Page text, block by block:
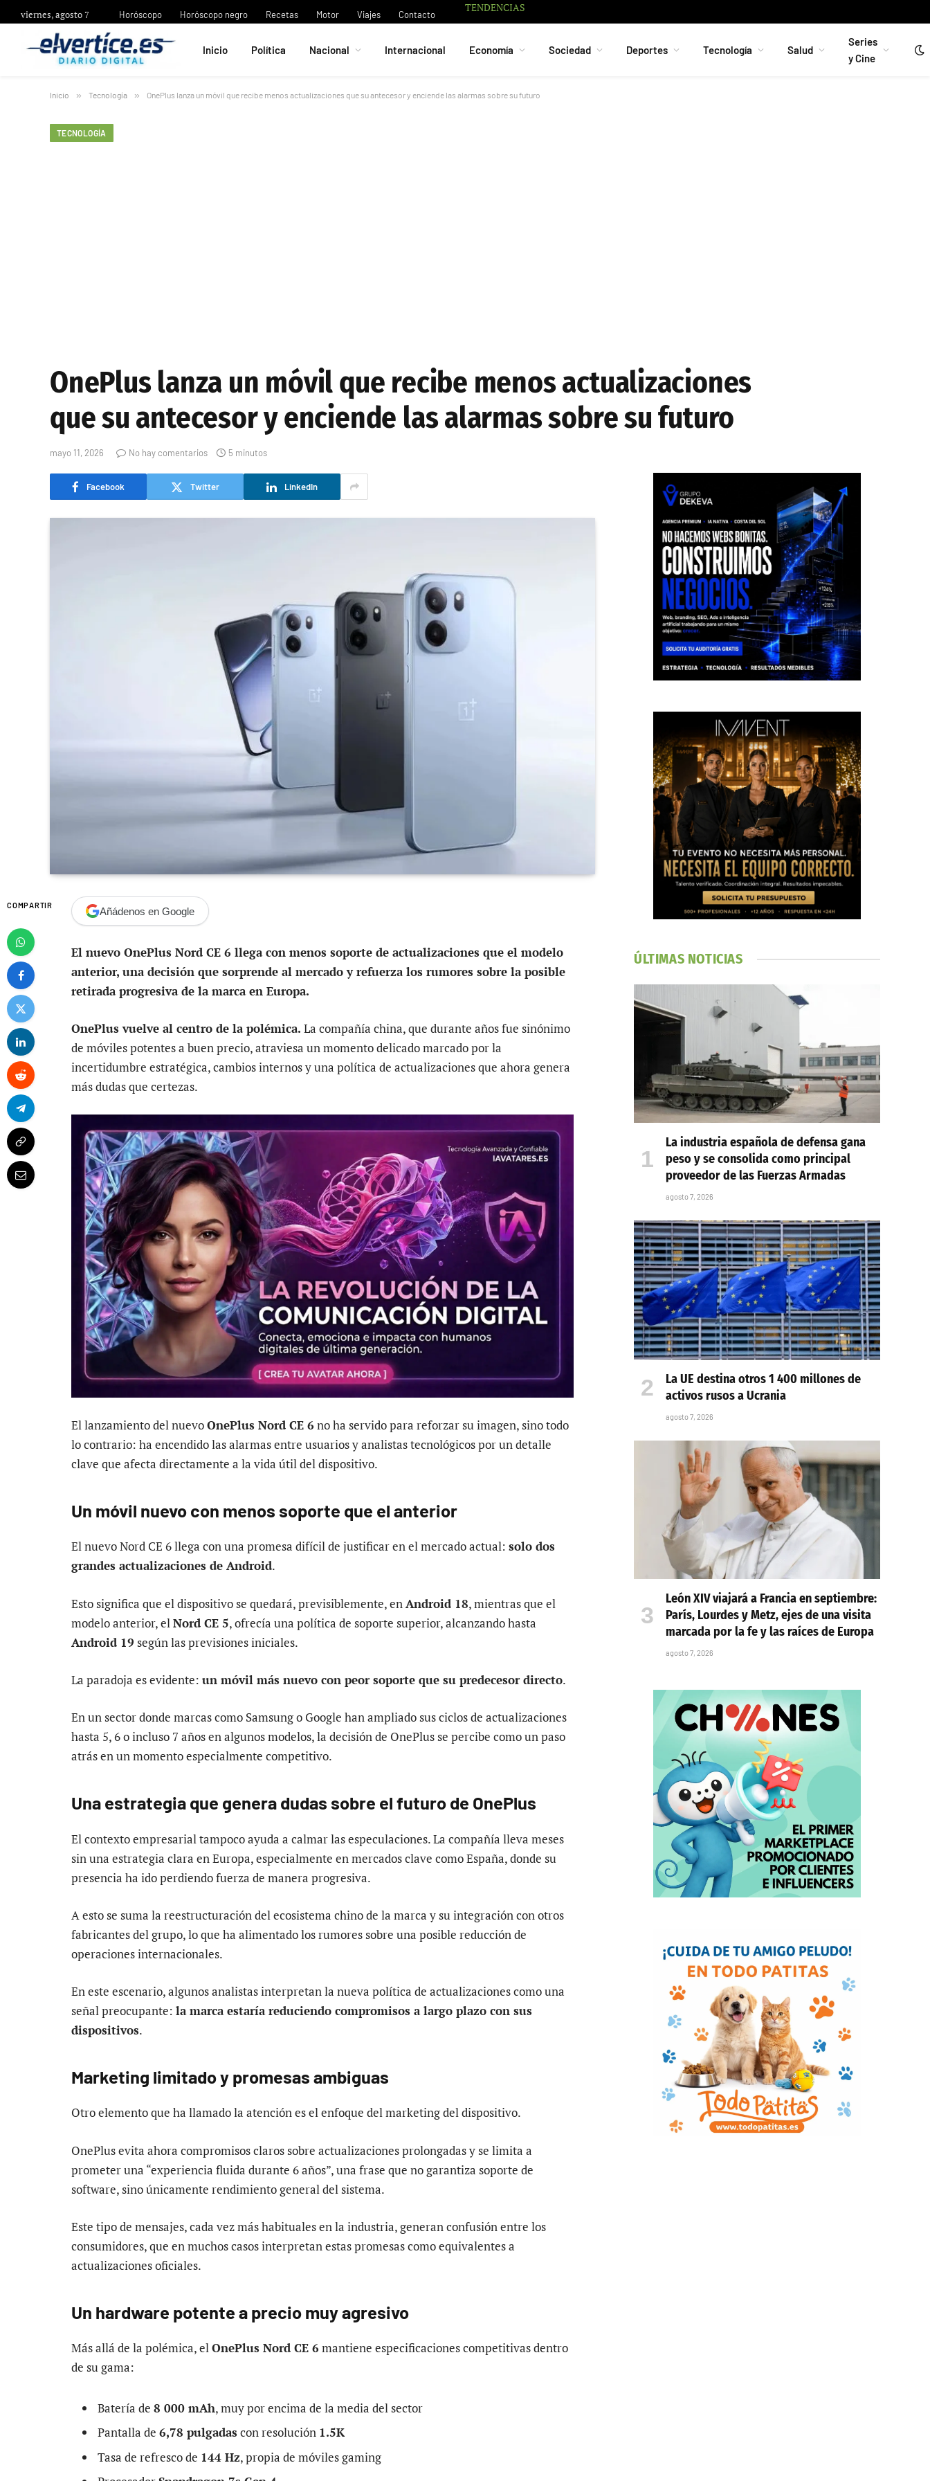
viernes, agosto 7 Horóscopo Horóscopo negro Recetas Motor Viajes Contacto TENDENCIAS
Inicio Política Nacional Internacional Economía Sociedad Deportes Tecnología Salud
Series
y Cine
Inicio » Tecnología » OnePlus lanza un móvil que recibe menos actualizaciones que su antecesor y enciende las alarmas sobre su futuro
TECNOLOGÍA
OnePlus lanza un móvil que recibe menos actualizaciones
que su antecesor y enciende las alarmas sobre su futuro
mayo 11, 2026 No hay comentarios 5 minutos
Facebook Twitter LinkedIn
COMPARTIR Añádenos en Google
El nuevo OnePlus Nord CE 6 llega con menos soporte de actualizaciones que el modelo
anterior, una decisión que sorprende al mercado y refuerza los rumores sobre la posible
retirada progresiva de la marca en Europa.
OnePlus vuelve al centro de la polémica. La compañía china, que durante años fue sinónimo
de móviles potentes a buen precio, atraviesa un momento delicado marcado por la
incertidumbre estratégica, cambios internos y una política de actualizaciones que ahora genera
más dudas que certezas.
El lanzamiento del nuevoOnePlus Nord CE 6 no ha servido para reforzar su imagen, sino todo
lo contrario: ha encendido las alarmas entre usuarios y analistas tecnológicos por un detalle
clave que afecta directamente a la vida útil del dispositivo.
Un móvil nuevo con menos soporte que el anterior
El nuevo Nord CE 6 llega con una promesa difícil de justificar en el mercado actual: solo dos
grandes actualizaciones de Android.
Esto significa que el dispositivo se quedará, previsiblemente, enAndroid 18, mientras que el
modelo anterior, elNord CE 5, ofrecía una política de soporte superior, alcanzando hasta
Android 19 según las previsiones iniciales.
La paradoja es evidente: un móvil más nuevo con peor soporte que su predecesor directo.
En un sector donde marcas como Samsung o Google han ampliado sus ciclos de actualizaciones
hasta 5, 6 o incluso 7 años en algunos modelos, la decisión de OnePlus se percibe como un paso
atrás en un momento especialmente competitivo.
Una estrategia que genera dudas sobre el futuro de OnePlus
El contexto empresarial tampoco ayuda a calmar las especulaciones. La compañía lleva meses
sin una estrategia clara en Europa, especialmente en mercados clave como España, donde su
presencia ha ido perdiendo fuerza de manera progresiva.
A esto se suma la reestructuración del ecosistema chino de la marca y su integración con otros
fabricantes del grupo, lo que ha alimentado los rumores sobre una posible reducción de
operaciones internacionales.
En este escenario, algunos analistas interpretan la nueva política de actualizaciones como una
señal preocupante: la marca estaría reduciendo compromisos a largo plazo con sus
dispositivos.
Marketing limitado y promesas ambiguas
Otro elemento que ha llamado la atención es el enfoque del marketing del dispositivo.
OnePlus evita ahora compromisos claros sobre actualizaciones prolongadas y se limita a
prometer una “experiencia fluida durante 6 años”, una frase que no garantiza soporte de
software, sino únicamente rendimiento general del sistema.
Este tipo de mensajes, cada vez más habituales en la industria, generan confusión entre los
consumidores, que en muchos casos interpretan estas promesas como equivalentes a
actualizaciones oficiales.
Un hardware potente a precio muy agresivo
Más allá de la polémica, elOnePlus Nord CE 6 mantiene especificaciones competitivas dentro
de su gama:
Batería de 8 000 mAh, muy por encima de la media del sector
Pantalla de 6,78 pulgadascon resolución 1.5K
Tasa de refresco de 144 Hz, propia de móviles gaming
ÚLTIMAS NOTICIAS
La industria española de defensa gana
peso y se consolida como principal
proveedor de las Fuerzas Armadas
agosto 7, 2026
La UE destina otros 1 400 millones de
activos rusos a Ucrania
agosto 7, 2026
León XIV viajará a Francia en septiembre:
París, Lourdes y Metz, ejes de una visita
marcada por la fe y las raíces de Europa
agosto 7, 2026